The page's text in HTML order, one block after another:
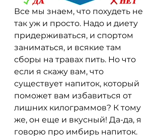
Все мы знаем, что похудеть не
так уж и просто. Надо и диету
придерживаться, и спортом
заниматься, и всякие там
сборы на травах пить. Но что
если я скажу вам, что
существует напиток, который
поможет вам избавиться от
лишних килограммов? К тому
же, он еще и вкусный! Да-да, я
говорю про имбирь напиток.